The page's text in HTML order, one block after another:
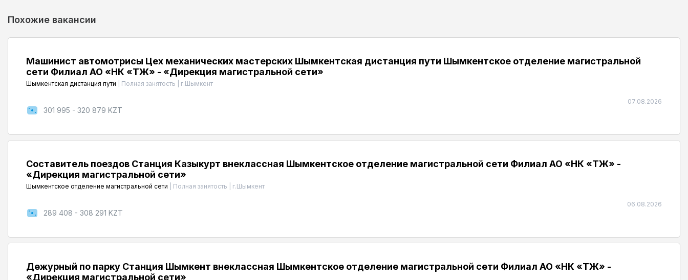
Похожие вакансии
Машинист автомотрисы Цех механических мастерских Шымкентская дистанция пути Шымкентское отделение магистральной
сети Филиал АО «НК «ҚТЖ» - «Дирекция магистральной сети»
Шымкентская дистанция пути Полная занятость г.Шымкент
301 995 - 320 879 KZT
07.08.2026
Составитель поездов Станция Казыкурт внеклассная Шымкентское отделение магистральной сети Филиал АО «НК «ҚТЖ» -
«Дирекция магистральной сети»
Шымкентское отделение магистральной сети Полная занятость г.Шымкент
289 408 - 308 291 KZT
06.08.2026
Дежурный по парку Станция Шымкент внеклассная Шымкентское отделение магистральной сети Филиал АО «НК «ҚТЖ» -
«Дирекция магистральной сети»